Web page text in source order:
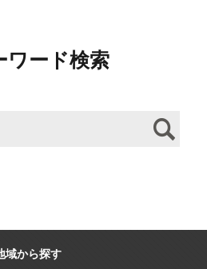
ワード検索
域から探す